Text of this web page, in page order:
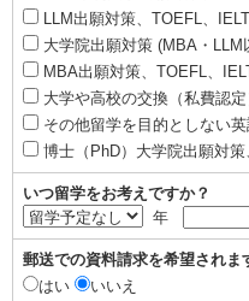
LLM出願対策、TOEFL、
大学院出願対策 (MBA・LLM
MBA出願対策、TOEFL、
大学や高校の交換（私費認
その他留学を目的としない
博士（PhD）大学院出願対
いつ留学をお考えですか？
年
郵送での資料請求を希望されま
はい
いいえ